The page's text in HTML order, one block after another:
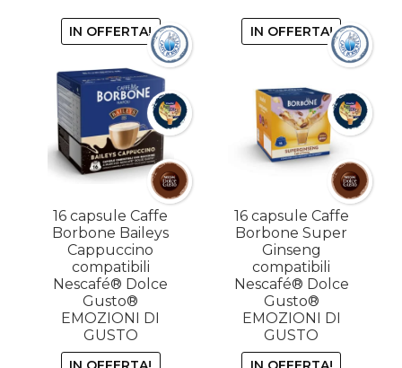
IN OFFERTA!
16 capsule Caffe
Borbone Baileys
Cappuccino
compatibili
Nescafé® Dolce
Gusto®
EMOZIONI DI
GUSTO
IN OFFERTA!
16 capsule Caffe
Borbone Super
Ginseng
compatibili
Nescafé® Dolce
Gusto®
EMOZIONI DI
GUSTO